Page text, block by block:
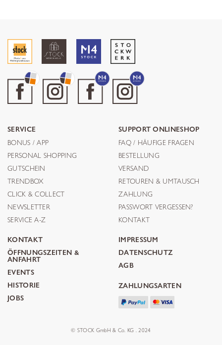
SERVICE
BONUS / APP
PERSONAL SHOPPING
GUTSCHEIN
TRENDBOX
CLICK & COLLECT
NEWSLETTER
SERVICE A-Z
SUPPORT ONLINESHOP
FAQ / HÄUFIGE FRAGEN
BESTELLUNG
VERSAND
RETOUREN & UMTAUSCH
ZAHLUNG
PASSWORT VERGESSEN?
KONTAKT
KONTAKT
ÖFFNUNGSZEITEN &
ANFAHRT
EVENTS
HISTORIE
JOBS
IMPRESSUM
DATENSCHUTZ
AGB
ZAHLUNGSARTEN
© STOCK GmbH & Co. KG . 2024